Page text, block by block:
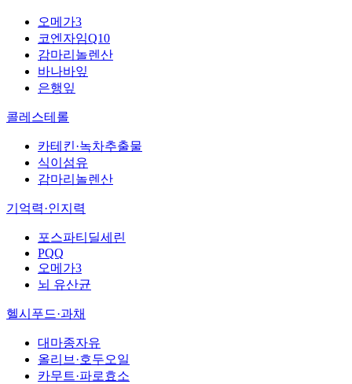
오메가3
코엔자임Q10
감마리놀렌산
바나바잎
은행잎
콜레스테롤
카테킨·녹차추출물
식이섬유
감마리놀렌산
기억력·인지력
포스파티딜세린
PQQ
오메가3
뇌 유산균
헬시푸드·과채
대마종자유
올리브·호두오일
카무트·파로효소